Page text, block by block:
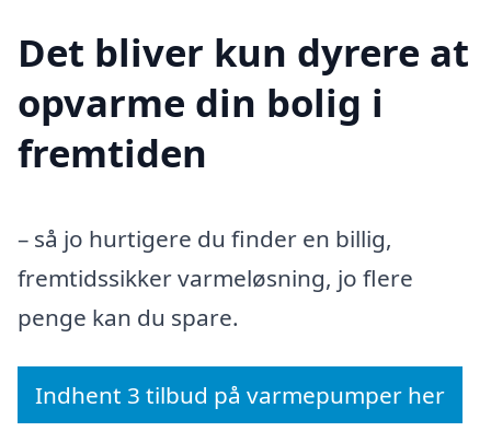
Det bliver kun dyrere at
opvarme din bolig i
fremtiden
– så jo hurtigere du finder en billig,
fremtidssikker varmeløsning, jo flere
penge kan du spare.
Indhent 3 tilbud på varmepumper her